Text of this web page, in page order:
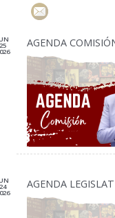
25 AGENDA
24 AGENDA